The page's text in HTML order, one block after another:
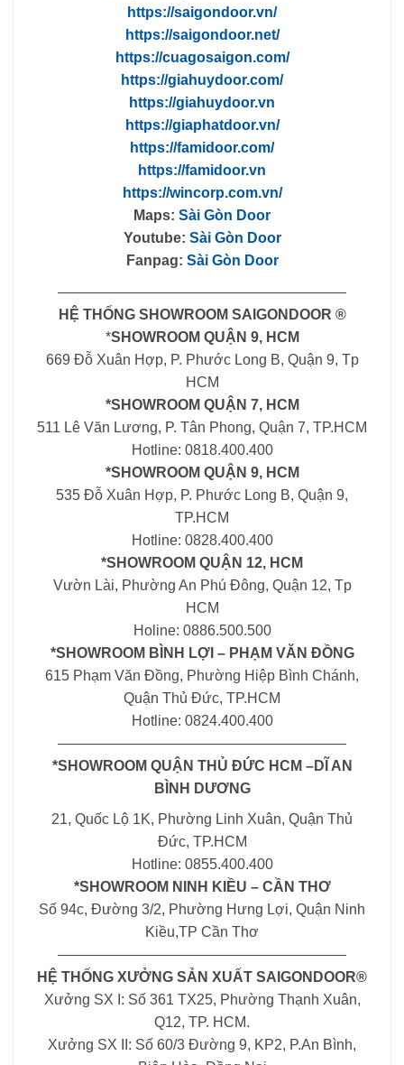
https://saigondoor.vn/
https://saigondoor.net/
https://cuagosaigon.com/
https://giahuydoor.com/
https://giahuydoor.vn
https://giaphatdoor.vn/
https://famidoor.com/
https://famidoor.vn
https://wincorp.com.vn/
Maps: Sài Gòn Door
Youtube: Sài Gòn Door
Fanpag: Sài Gòn Door
————————————————————
HỆ THỐNG SHOWROOM SAIGONDOOR ®
*SHOWROOM QUẬN 9, HCM
669 Đỗ Xuân Hợp, P. Phước Long B, Quận 9, Tp
HCM
*SHOWROOM QUẬN 7, HCM
511 Lê Văn Lương, P. Tân Phong, Quận 7, TP.HCM
Hotline: 0818.400.400
*SHOWROOM QUẬN 9, HCM
535 Đỗ Xuân Hợp, P. Phước Long B, Quận 9,
TP.HCM
Hotline: 0828.400.400
*SHOWROOM QUẬN 12, HCM
Vườn Lài, Phường An Phú Đông, Quận 12, Tp
HCM
Holine: 0886.500.500
*SHOWROOM BÌNH LỢI – PHẠM VĂN ĐỒNG
615 Phạm Văn Đồng, Phường Hiệp Bình Chánh,
Quận Thủ Đức, TP.HCM
Hotline: 0824.400.400
————————————————————
*SHOWROOM QUẬN THỦ ĐỨC HCM –DĨ AN
BÌNH DƯƠNG
21, Quốc Lộ 1K, Phường Linh Xuân, Quận Thủ
Đức, TP.HCM
Hotline: 0855.400.400
*SHOWROOM NINH KIỀU – CẦN THƠ
Số 94c, Đường 3/2, Phường Hưng Lợi, Quận Ninh
Kiều,TP Cần Thơ
————————————————————
HỆ THỐNG XƯỞNG SẢN XUẤT SAIGONDOOR®
Xưởng SX I: Số 361 TX25, Phường Thạnh Xuân,
Q12, TP. HCM.
Xưởng SX II: Số 60/3 Đường 9, KP2, P.An Bình,